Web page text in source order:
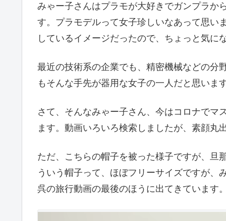
みゃー子さんはプラモが大好きでガンプラか
す。プラモデルって女子珍しいなあって思い
しているイメージだったので、ちょっと気に
最近の技術系の企業でも、精密機械などの分
もそんな手先が器用な女子の一人だと思いま
さて、そんなみゃー子さん、今はコロナでマ
ます。動画いろいろ検索しましたが、素顔丸
ただ、こちらの帽子を被った様子ですが、旦
ういう帽子って、ほぼフリーサイズですが、
呉の旅行動画の最後のほうに出てきています